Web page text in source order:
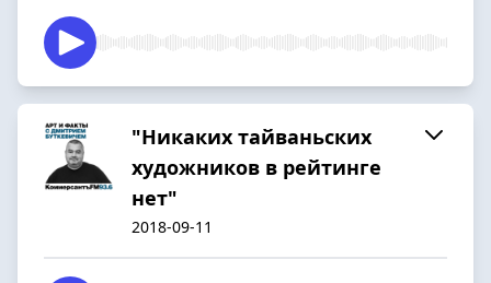
"Никаких тайваньских
художников в рейтинге
нет"
2018-09-11